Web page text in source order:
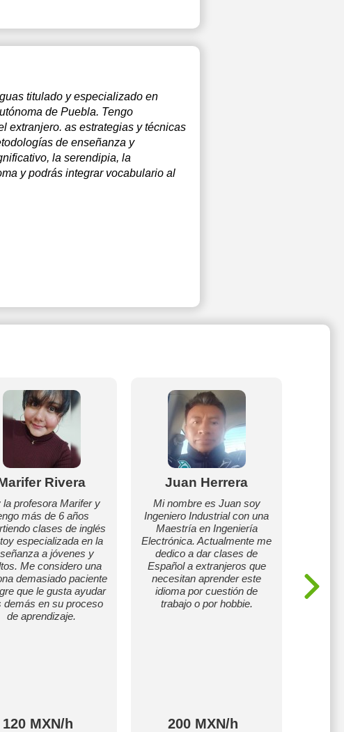
titulado y especializado en
de Puebla. Tengo
extranjero. as estrategias y técnicas
de enseñanza y
la serendipia, la
y podrás integrar vocabulario al
Rivera
la profesora Marifer y
más de 6 años
clases de inglés
especializada en la
a jóvenes y
Me considero una
demasiado paciente
que le gusta ayudar
demás en su proceso
de aprendizaje.
120 MXN/h
Juan Herrera
Mi nombre es Juan soy
Ingeniero Industrial con una
Maestría en Ingeniería
Electrónica. Actualmente me
dedico a dar clases de
Español a extranjeros que
necesitan aprender este
idioma por cuestión de
trabajo o por hobbie.
200 MXN/h
como
de